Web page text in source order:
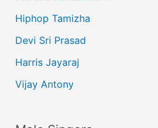
Hiphop Tamizha
Devi Sri Prasad
Harris Jayaraj
Vijay Antony